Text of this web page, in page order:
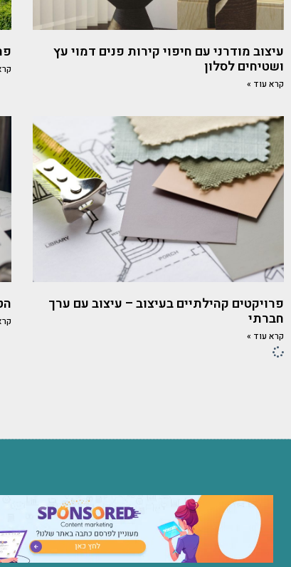
עיצוב מודרני עם חיפוי קירות פנים דמוי עץ
ושטיחים לסלון
קרא עוד »
פרויקטים קהילתיים בעיצוב – עיצוב עם ערך
חברתי
קרא עוד »